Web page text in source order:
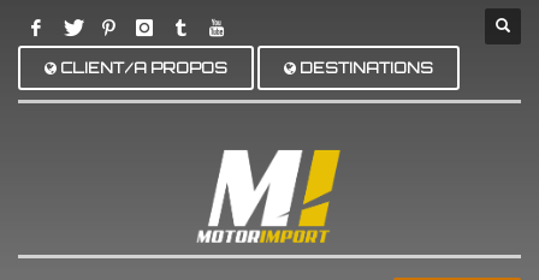
CLIENT/A PROPOS DESTINATIONS